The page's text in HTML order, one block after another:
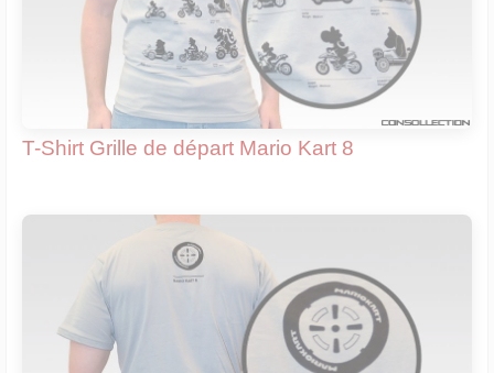
T-Shirt Grille de départ Mario Kart 8